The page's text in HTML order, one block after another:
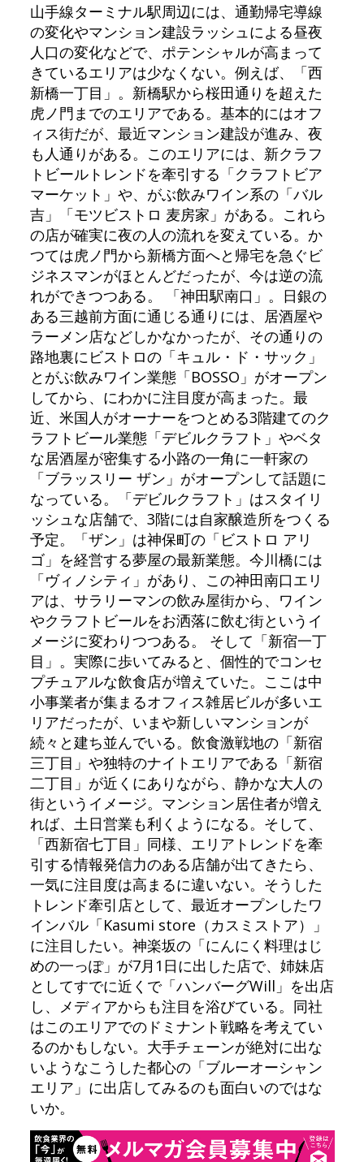
山手線ターミナル駅周辺には、通勤帰宅導線
の変化やマンション建設ラッシュによる昼夜
人口の変化などで、ポテンシャルが高まって
きているエリアは少なくない。例えば、「西
新橋一丁目」。新橋駅から桜田通りを超えた
虎ノ門までのエリアである。基本的にはオフ
ィス街だが、最近マンション建設が進み、夜
も人通りがある。このエリアには、新クラフ
トビールトレンドを牽引する「クラフトビア
マーケット」や、がぶ飲みワイン系の「バル
吉」「モツビストロ 麦房家」がある。これら
の店が確実に夜の人の流れを変えている。か
つては虎ノ門から新橋方面へと帰宅を急ぐビ
ジネスマンがほとんどだったが、今は逆の流
れができつつある。 「神田駅南口」。日銀の
ある三越前方面に通じる通りには、居酒屋や
ラーメン店などしかなかったが、その通りの
路地裏にビストロの「キュル・ド・サック」
とがぶ飲みワイン業態「BOSSO」がオープン
してから、にわかに注目度が高まった。最
近、米国人がオーナーをつとめる3階建てのク
ラフトビール業態「デビルクラフト」やベタ
な居酒屋が密集する小路の一角に一軒家の
「ブラッスリー ザン」がオープンして話題に
なっている。「デビルクラフト」はスタイリ
ッシュな店舗で、3階には自家醸造所をつくる
予定。「ザン」は神保町の「ビストロ アリ
ゴ」を経営する夢屋の最新業態。今川橋には
「ヴィノシティ」があり、この神田南口エリ
アは、サラリーマンの飲み屋街から、ワイン
やクラフトビールをお洒落に飲む街というイ
メージに変わりつつある。 そして「新宿一丁
目」。実際に歩いてみると、個性的でコンセ
プチュアルな飲食店が増えていた。ここは中
小事業者が集まるオフィス雑居ビルが多いエ
リアだったが、いまや新しいマンションが
続々と建ち並んでいる。飲食激戦地の「新宿
三丁目」や独特のナイトエリアである「新宿
二丁目」が近くにありながら、静かな大人の
街というイメージ。マンション居住者が増え
れば、土日営業も利くようになる。そして、
「西新宿七丁目」同様、エリアトレンドを牽
引する情報発信力のある店舗が出てきたら、
一気に注目度は高まるに違いない。そうした
トレンド牽引店として、最近オープンしたワ
インバル「Kasumi store（カスミストア）」
に注目したい。神楽坂の「にんにく料理はじ
めの一っぽ」が7月1日に出した店で、姉妹店
としてすでに近くで「ハンバーグWill」を出店
し、メディアからも注目を浴びている。同社
はこのエリアでのドミナント戦略を考えてい
るのかもしない。大手チェーンが絶対に出な
いようなこうした都心の「ブルーオーシャン
エリア」に出店してみるのも面白いのではな
いか。